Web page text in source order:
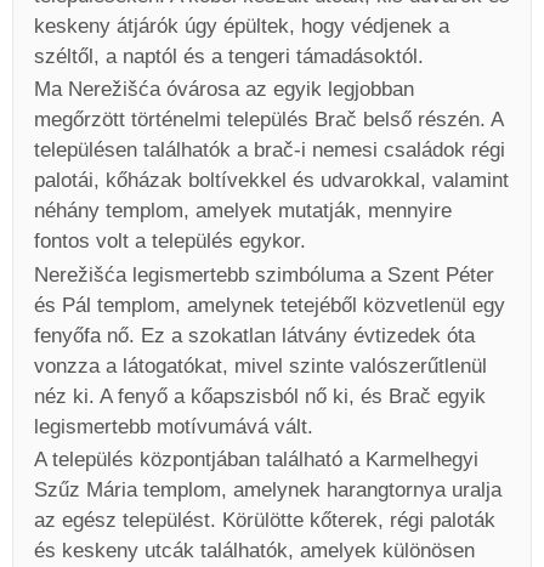
keskeny átjárók úgy épültek, hogy védjenek a
széltől, a naptól és a tengeri támadásoktól.
Ma Nerežišća óvárosa az egyik legjobban
megőrzött történelmi település Brač belső részén. A
településen találhatók a brač-i nemesi családok régi
palotái, kőházak boltívekkel és udvarokkal, valamint
néhány templom, amelyek mutatják, mennyire
fontos volt a település egykor.
Nerežišća legismertebb szimbóluma a Szent Péter
és Pál templom, amelynek tetejéből közvetlenül egy
fenyőfa nő. Ez a szokatlan látvány évtizedek óta
vonzza a látogatókat, mivel szinte valószerűtlenül
néz ki. A fenyő a kőapszisból nő ki, és Brač egyik
legismertebb motívumává vált.
A település központjában található a Karmelhegyi
Szűz Mária templom, amelynek harangtornya uralja
az egész települést. Körülötte kőterek, régi paloták
és keskeny utcák találhatók, amelyek különösen